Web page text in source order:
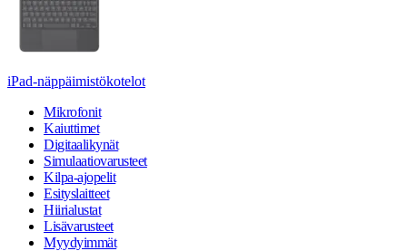
iPad-näppäimistökotelot
Mikrofonit
Kaiuttimet
Digitaalikynät
Simulaatiovarusteet
Kilpa-ajopelit
Esityslaitteet
Hiirialustat
Lisävarusteet
Myydyimmät